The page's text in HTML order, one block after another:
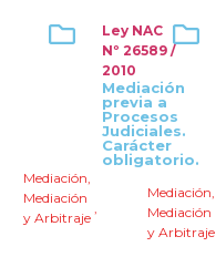
Ley NAC
Nº 26589 /
2010
Mediación
previa a
Procesos
Judiciales.
Carácter
obligatorio.
Mediación,
Mediación
y Arbitraje
,
Mediación,
Mediación
y Arbitraje